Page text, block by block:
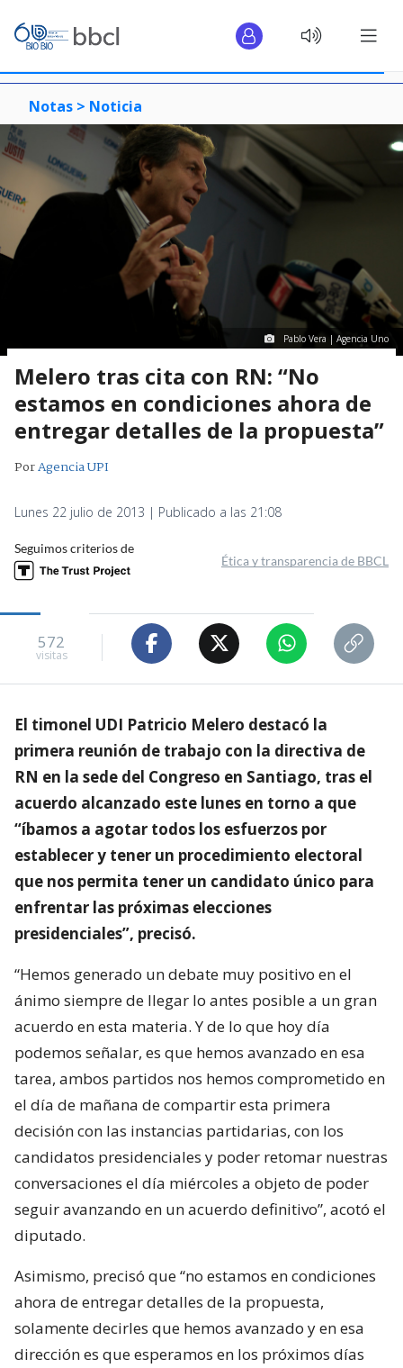
Notas > Noticia
Pablo Vera | Agencia Uno
Melero tras cita con RN: “No
estamos en condiciones ahora de
entregar detalles de la propuesta”
PorAgencia UPI
Lunes 22 julio de 2013 | Publicado a las 21:08
Seguimos criterios de
Ética y transparencia de BBCL
572
visitas
El timonel UDI Patricio Melero destacó la
primera reunión de trabajo con la directiva de
RN en la sede del Congreso en Santiago, tras el
acuerdo alcanzado este lunes en torno a que
“íbamos a agotar todos los esfuerzos por
establecer y tener un procedimiento electoral
que nos permita tener un candidato único para
enfrentar las próximas elecciones
presidenciales”, precisó.
“Hemos generado un debate muy positivo en el
ánimo siempre de llegar lo antes posible a un gran
acuerdo en esta materia. Y de lo que hoy día
podemos señalar, es que hemos avanzado en esa
tarea, ambos partidos nos hemos comprometido en
el día de mañana de compartir esta primera
decisión con las instancias partidarias, con los
candidatos presidenciales y poder retomar nuestras
conversaciones el día miércoles a objeto de poder
seguir avanzando en un acuerdo definitivo”, acotó el
diputado.
Asimismo, precisó que “no estamos en condiciones
ahora de entregar detalles de la propuesta,
solamente decirles que hemos avanzado y en esa
dirección es que esperamos en los próximos días